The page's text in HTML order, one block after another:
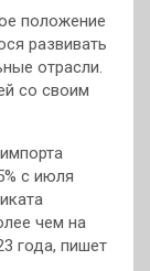
положение
развивать
отрасли.
со своим
с июля
чем на
года, пишет